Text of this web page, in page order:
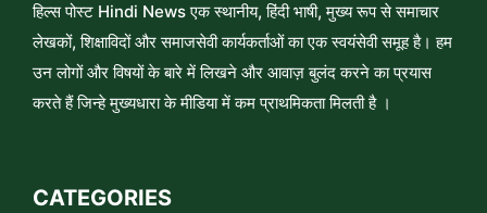
हिल्स पोस्ट Hindi News एक स्थानीय, हिंदी भाषी, मुख्य रूप से समाचार
लेखकों, शिक्षाविदों और समाजसेवी कार्यकर्ताओं का एक स्वयंसेवी समूह है। हम
उन लोगों और विषयों के बारे में लिखने और आवाज़ बुलंद करने का प्रयास
करते हैं जिन्हे मुख्यधारा के मीडिया में कम प्राथमिकता मिलती है ।
CATEGORIES